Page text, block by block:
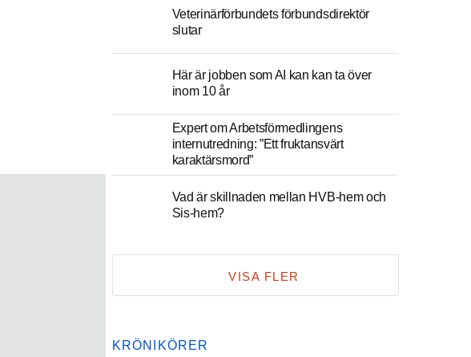
Veterinärförbundets förbundsdirektör
slutar
Här är jobben som AI kan kan ta över
inom 10 år
Expert om Arbetsförmedlingens
internutredning: ”Ett fruktansvärt
karaktärsmord”
Vad är skillnaden mellan HVB-hem och
Sis-hem?
VISA FLER
KRÖNIKÖRER